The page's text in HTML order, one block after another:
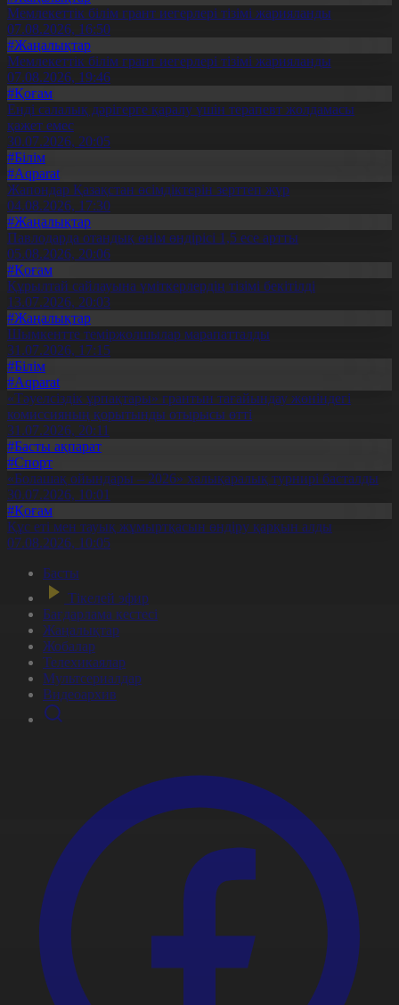
Мемлекеттік білім грант иегерлері тізімі жарияланды
07.08.2026, 16:50
#Жаңалықтар
Мемлекеттік білім грант иегерлері тізімі жарияланды
07.08.2026, 19:46
#Қоғам
Енді салалық дәрігерге қаралу үшін терапевт жолдамасы
қажет емес
30.07.2026, 20:05
#Білім
#Aqparat
Жапондар Қазақстан өсімдіктерін зерттеп жүр
04.08.2026, 17:30
#Жаңалықтар
Павлодарда отандық өнім өндірісі 1,5 есе артты
05.08.2026, 20:06
#Қоғам
Құрылтай сайлауына үміткерлердің тізімі бекітілді
13.07.2026, 20:03
#Жаңалықтар
Шымкентте теміржолшылар марапатталды
31.07.2026, 17:15
#Білім
#Aqparat
«Тәуелсіздік ұрпақтары» грантын тағайындау жөніндегі
комиссияның қорытынды отырысы өтті
31.07.2026, 20:11
#Басты ақпарат
#Спорт
«Болашақ ойындары – 2026» халықаралық турнирі басталды
30.07.2026, 10:01
#Қоғам
Құс еті мен тауық жұмыртқасын өндіру қарқын алды
07.08.2026, 10:05
Басты
Тікелей эфир
Бағдарлама кестесі
Жаңалықтар
Жобалар
Телехикаялар
Мультсериалдар
Видеоархив